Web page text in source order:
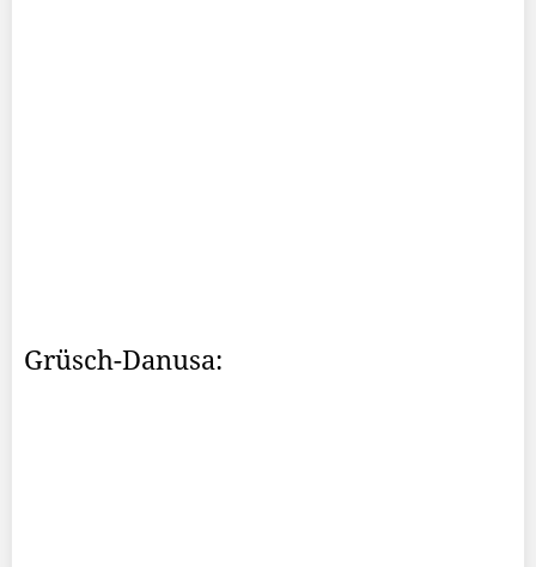
Grüsch-Danusa: